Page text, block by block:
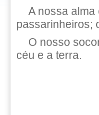
A nossa
passarinheiros;
O nosso
céu e a terra.